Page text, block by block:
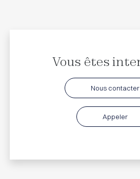
Vous êtes
Nous contacter
Appeler